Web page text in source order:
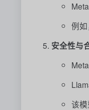
例
安全性与
该